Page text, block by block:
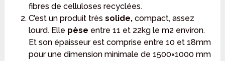
fibres de celluloses recyclées.
C’est un produit très solide,compact, assez
lourd. Elle pèse entre 11 et 22kg le m2 environ.
Et son épaisseur est comprise entre 10 et 18mm
pour une dimension minimale de 1500×1000 mm